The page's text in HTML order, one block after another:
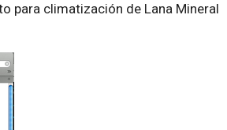
para climatización de Lana Mineral